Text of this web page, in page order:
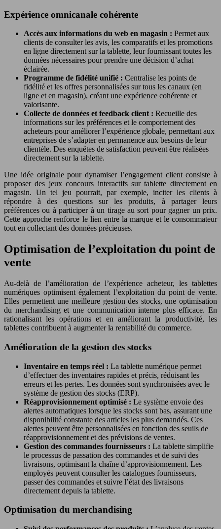
Expérience omnicanale cohérente
Accès aux informations du web en magasin : Permet aux
clients de consulter les avis, les comparatifs et les promotions
en ligne directement sur la tablette, leur fournissant toutes les
données nécessaires pour prendre une décision d’achat
éclairée.
Programme de fidélité unifié : Centralise les points de
fidélité et les offres personnalisées sur tous les canaux (en
ligne et en magasin), créant une expérience cohérente et
valorisante.
Collecte de données et feedback client : Recueille des
informations sur les préférences et le comportement des
acheteurs pour améliorer l’expérience globale, permettant aux
entreprises de s’adapter en permanence aux besoins de leur
clientèle. Des enquêtes de satisfaction peuvent être réalisées
directement sur la tablette.
Une idée originale pour dynamiser l’engagement client consiste à
proposer des jeux concours interactifs sur tablette directement en
magasin. Un tel jeu pourrait, par exemple, inciter les clients à
répondre à des questions sur les produits, à partager leurs
préférences ou à participer à un tirage au sort pour gagner un prix.
Cette approche renforce le lien entre la marque et le consommateur
tout en collectant des données précieuses.
Optimisation de l’exploitation du point de
vente
Au-delà de l’amélioration de l’expérience acheteur, les tablettes
numériques optimisent également l’exploitation du point de vente.
Elles permettent une meilleure gestion des stocks, une optimisation
du merchandising et une communication interne plus efficace. En
rationalisant les opérations et en améliorant la productivité, les
tablettes contribuent à augmenter la rentabilité du commerce.
Amélioration de la gestion des stocks
Inventaire en temps réel : La tablette numérique permet
d’effectuer des inventaires rapides et précis, réduisant les
erreurs et les pertes. Les données sont synchronisées avec le
système de gestion des stocks (ERP).
Réapprovisionnement optimisé : Le système envoie des
alertes automatiques lorsque les stocks sont bas, assurant une
disponibilité constante des articles les plus demandés. Ces
alertes peuvent être personnalisées en fonction des seuils de
réapprovisionnement et des prévisions de ventes.
Gestion des commandes fournisseurs : La tablette simplifie
le processus de passation des commandes et de suivi des
livraisons, optimisant la chaîne d’approvisionnement. Les
employés peuvent consulter les catalogues fournisseurs,
passer des commandes et suivre l’état des livraisons
directement depuis la tablette.
Optimisation du merchandising